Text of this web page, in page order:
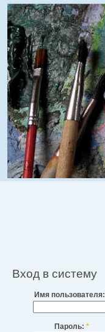
Вход в систему
Имя пользователя:
Пароль: *